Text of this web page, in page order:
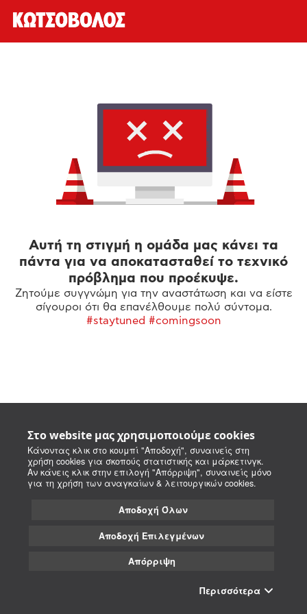
Στο website μας χρησιμοποιούμε cookies
Κάνοντας κλικ στο κουμπί "Αποδοχή", συναινείς στη
χρήση cookies για σκοπούς στατιστικής και μάρκετινγκ.
Αν κάνεις κλικ στην επιλογή "Απόρριψη", συναινείς μόνο
για τη χρήση των αναγκαίων & λειτουργικών cookies.
Αποδοχή Όλων
Αποδοχή Επιλεγμένων
Απόρριψη
Περισσότερα
Αυτή τη στιγμή η ομάδα μας κάνει τα
πάντα για να αποκατασταθεί το τεχνικό
πρόβλημα που προέκυψε.
Ζητούμε συγγνώμη για την αναστάτωση και να είστε
σίγουροι ότι θα επανέλθουμε πολύ σύντομα.
#staytuned #comingsoon